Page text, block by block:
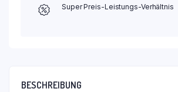
Super Preis-Leistungs-Verhältnis
BESCHREIBUNG